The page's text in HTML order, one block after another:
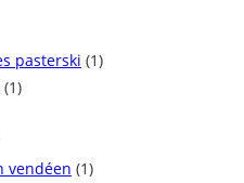
pasterski (1)
(1)
vendéen (1)